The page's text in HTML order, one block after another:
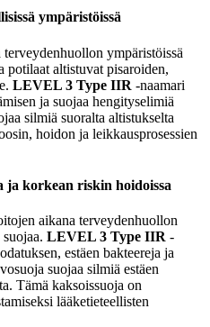
ympäristöissä
ympäristöissä
potilaat altistuvat pisaroiden,
LEVEL 3 Type IIR -naamari
ja suojaa hengityselimiä
silmiä suoralta altistukselta
hoidon ja leikkausprosessien
ja korkean riskin hoidoissa
aikana terveydenhuollon
LEVEL 3 Type IIR -
estäen bakteereja ja
suojaa silmiä estäen
Tämä kaksoissuoja on
lääketieteellisten